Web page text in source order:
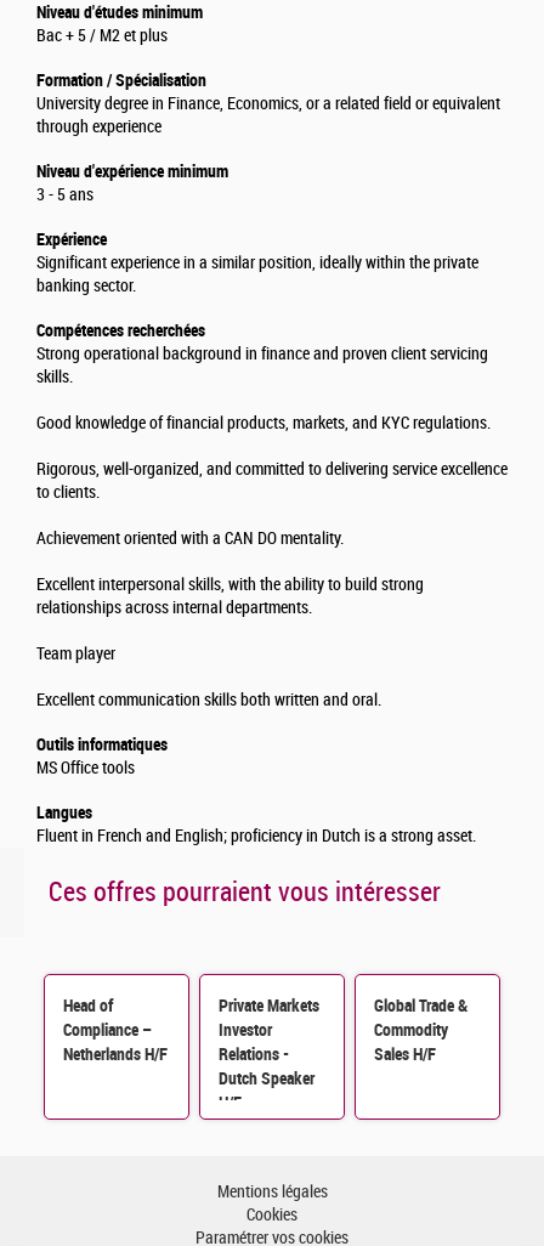
Niveau d'études minimum
Bac + 5 / M2 et plus
Formation / Spécialisation
University degree in Finance, Economics, or a related field or equivalent
through experience
Niveau d'expérience minimum
3 - 5 ans
Expérience
Significant experience in a similar position, ideally within the private
banking sector.
Compétences recherchées
Strong operational background in finance and proven client servicing
skills.
Good knowledge of financial products, markets, and KYC regulations.
Rigorous, well-organized, and committed to delivering service excellence
to clients.
Achievement oriented with a CAN DO mentality.
Excellent interpersonal skills, with the ability to build strong
relationships across internal departments.
Team player
Excellent communication skills both written and oral.
Outils informatiques
MS Office tools
Langues
Fluent in French and English; proficiency in Dutch is a strong asset.
Ces offres pourraient vous intéresser
Head of
Compliance –
Netherlands H/F
Private Markets
Investor
Relations -
Dutch Speaker
H/F
Global Trade &
Commodity
Sales H/F
Mentions légales
Cookies
Paramétrer vos cookies